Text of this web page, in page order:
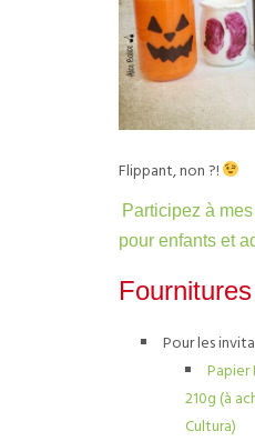
Flippant, non ?!
Participez à
pour enfants et
Pour les
Papier
210g (à
Cultura)